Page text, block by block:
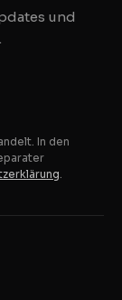
und
In den
.